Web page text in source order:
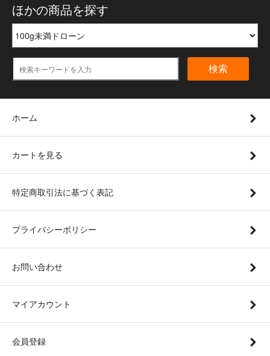
ほかの商品を探す
検索
ホーム
カートを見る
特定商取引法に基づく表記
プライバシーポリシー
お問い合わせ
マイアカウント
会員登録